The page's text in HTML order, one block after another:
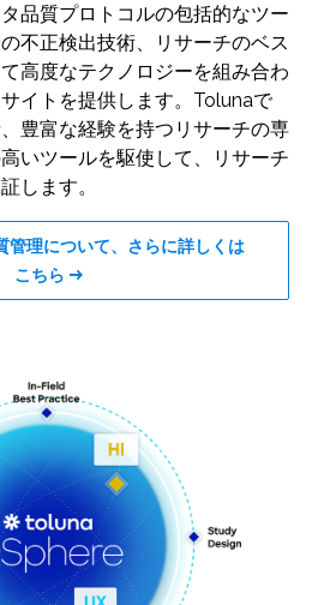
品質プロトコルの包括的なツー
不正検出技術、リサーチのベス
高度なテクノロジーを組み合わ
イトを提供します。Tolunaで
豊富な経験を持つリサーチの専
いツールを駆使して、リサーチ
します。
管理について、さらに詳しくは
こちら →